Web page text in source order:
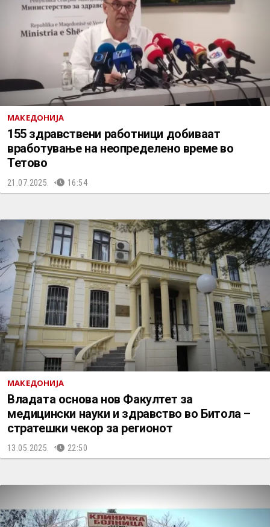
МАКЕДОНИЈА
155 здравствени работници добиваат
вработување на неопределено време во
Тетово
21.07.2025. 16:54
МАКЕДОНИЈА
Владата основа нов Факултет за
медицински науки и здравство во Битола –
стратешки чекор за регионот
13.05.2025. 22:50